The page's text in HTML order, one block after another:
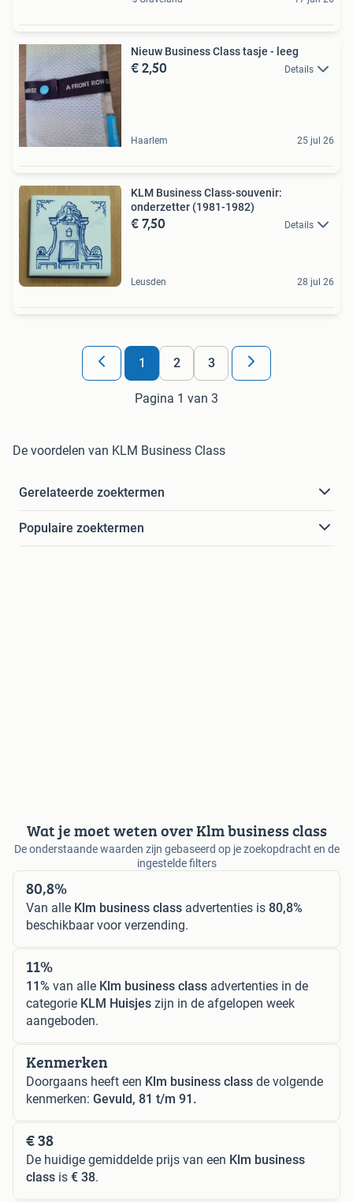
Nieuw Business Class tasje - leeg
€ 2,50 Details
Haarlem 25 jul 26
KLM Business Class-souvenir:
onderzetter (1981-1982)
€ 7,50 Details
Leusden 28 jul 26
1 2 3
Pagina 1 van 3
De voordelen van KLM Business Class
Gerelateerde zoektermen
Populaire zoektermen
Wat je moet weten over Klm business class
De onderstaande waarden zijn gebaseerd op je zoekopdracht en de
ingestelde filters
80,8%
Van alle Klm business class advertenties is 80,8%
beschikbaar voor verzending.
11%
11% van alle Klm business class advertenties in de
categorie KLM Huisjes zijn in de afgelopen week
aangeboden.
Kenmerken
Doorgaans heeft een Klm business class de volgende
kenmerken: Gevuld, 81 t/m 91.
€ 38
De huidige gemiddelde prijs van een Klm business
class is € 38.